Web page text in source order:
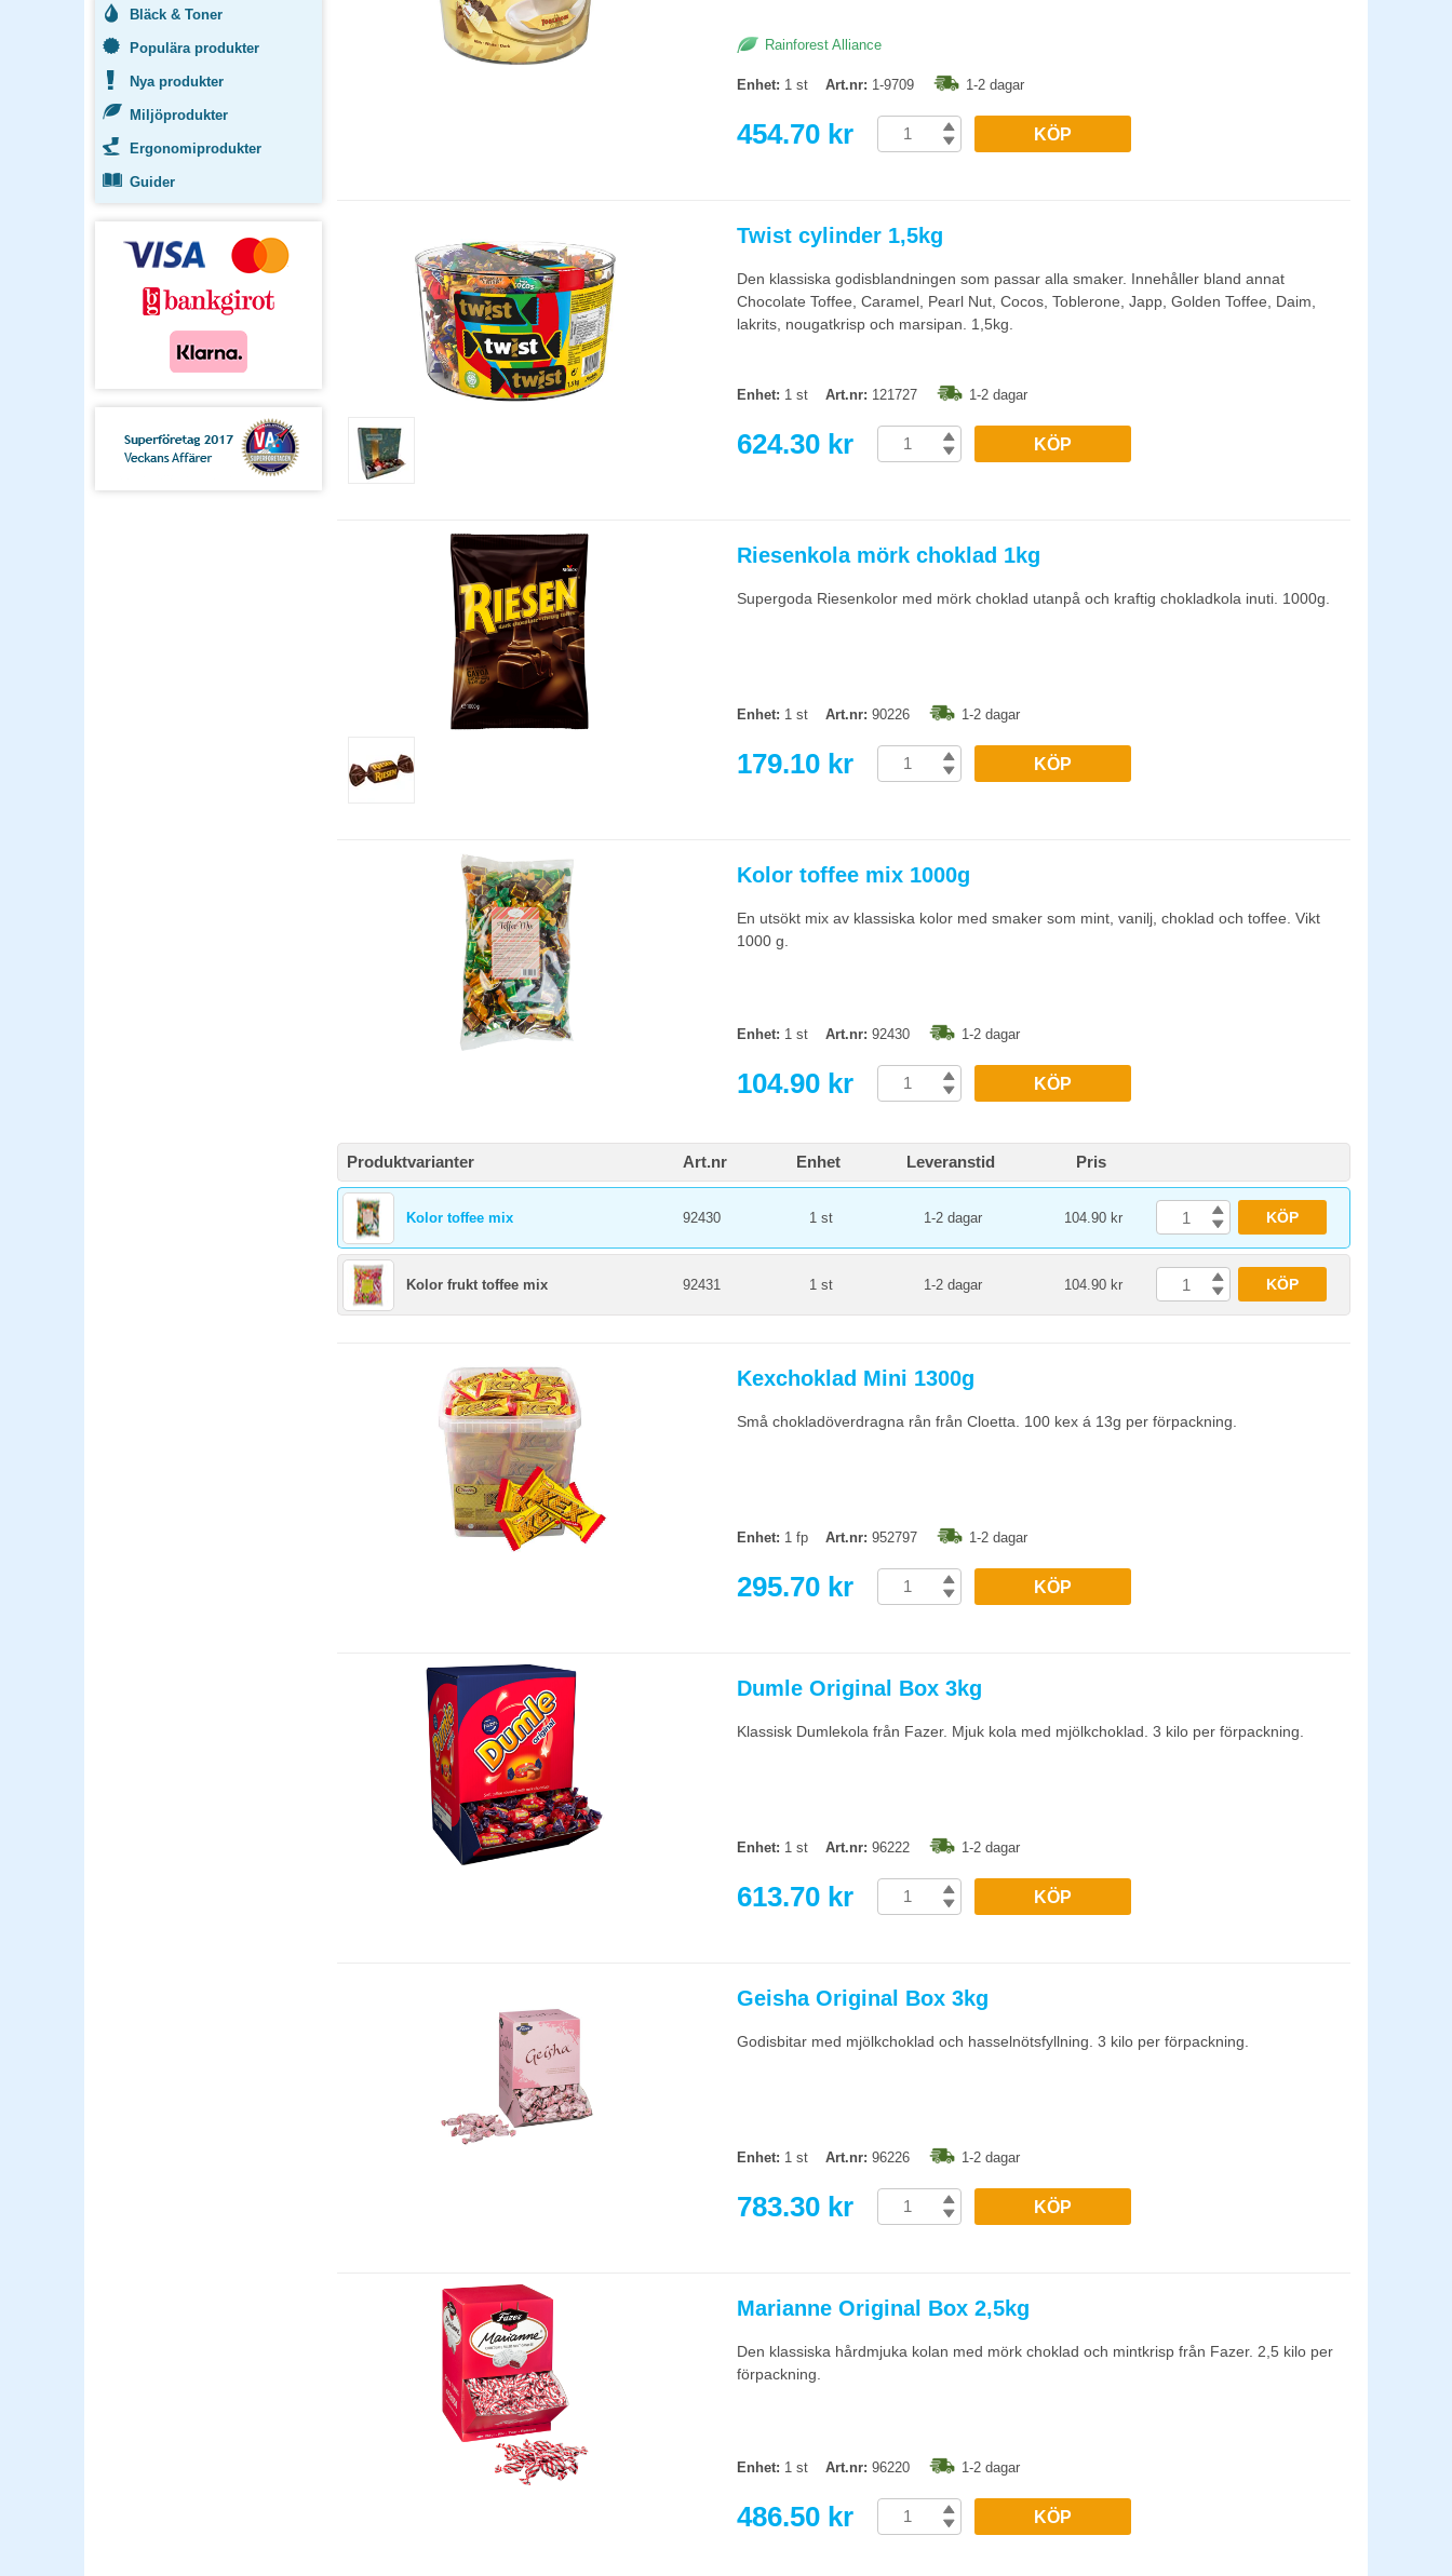
Bläck & Toner
Populära produkter
Nya produkter
Miljöprodukter
Ergonomiprodukter
Guider
Rainforest Alliance
Enhet: 1 st Art.nr: 1-9709 1-2 dagar
454.70 kr KÖP
Twist cylinder 1,5kg
Den klassiska godisblandningen som passar alla smaker. Innehåller bland annat
Chocolate Toffee, Caramel, Pearl Nut, Cocos, Toblerone, Japp, Golden Toffee, Daim,
lakrits, nougatkrisp och marsipan. 1,5kg.
Enhet: 1 st Art.nr: 121727 1-2 dagar
624.30 kr KÖP
Riesenkola mörk choklad 1kg
Supergoda Riesenkolor med mörk choklad utanpå och kraftig chokladkola inuti. 1000g.
Enhet: 1 st Art.nr: 90226 1-2 dagar
179.10 kr KÖP
Kolor toffee mix 1000g
En utsökt mix av klassiska kolor med smaker som mint, vanilj, choklad och toffee. Vikt
1000 g.
Enhet: 1 st Art.nr: 92430 1-2 dagar
104.90 kr KÖP
Produktvarianter Art.nr Enhet Leveranstid Pris
Kolor toffee mix 92430 1 st 1-2 dagar 104.90 kr KÖP
Kolor frukt toffee mix 92431 1 st 1-2 dagar 104.90 kr KÖP
Kexchoklad Mini 1300g
Små chokladöverdragna rån från Cloetta. 100 kex á 13g per förpackning.
Enhet: 1 fp Art.nr: 952797 1-2 dagar
295.70 kr KÖP
Dumle Original Box 3kg
Klassisk Dumlekola från Fazer. Mjuk kola med mjölkchoklad. 3 kilo per förpackning.
Enhet: 1 st Art.nr: 96222 1-2 dagar
613.70 kr KÖP
Geisha Original Box 3kg
Godisbitar med mjölkchoklad och hasselnötsfyllning. 3 kilo per förpackning.
Enhet: 1 st Art.nr: 96226 1-2 dagar
783.30 kr KÖP
Marianne Original Box 2,5kg
Den klassiska hårdmjuka kolan med mörk choklad och mintkrisp från Fazer. 2,5 kilo per
förpackning.
Enhet: 1 st Art.nr: 96220 1-2 dagar
486.50 kr KÖP